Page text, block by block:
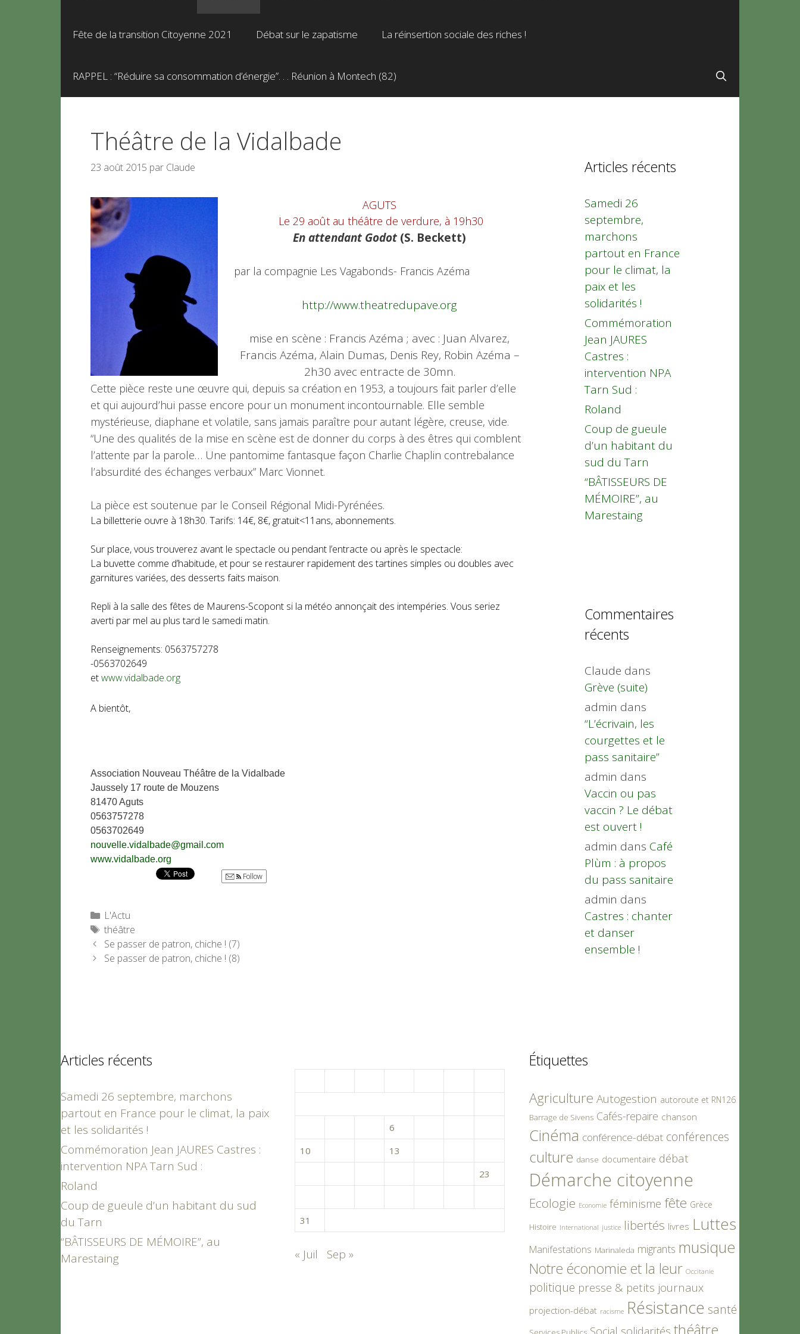
Fête de la transition Citoyenne 2021 Débat sur le zapatisme La réinsertion sociale des riches !
RAPPEL : “Réduire sa consommation d’énergie”. . . Réunion à Montech (82)
Théâtre de la Vidalbade
23 août 2015 par Claude
AGUTS
Le 29 août au théâtre de verdure, à 19h30
En attendant Godot (S. Beckett)
par la compagnie Les Vagabonds- Francis Azéma
http://www.theatredupave.org
mise en scène : Francis Azéma ; avec : Juan Alvarez,
Francis Azéma, Alain Dumas, Denis Rey, Robin Azéma –
2h30 avec entracte de 30mn.
Cette pièce reste une œuvre qui, depuis sa création en 1953, a toujours fait parler d’elle
et qui aujourd’hui passe encore pour un monument incontournable. Elle semble
mystérieuse, diaphane et volatile, sans jamais paraître pour autant légère, creuse, vide.
“Une des qualités de la mise en scène est de donner du corps à des êtres qui comblent
l’attente par la parole… Une pantomime fantasque façon Charlie Chaplin contrebalance
l’absurdité des échanges verbaux” Marc Vionnet.
La pièce est soutenue par le Conseil Régional Midi-Pyrénées.
La billetterie ouvre à 18h30. Tarifs: 14€, 8€, gratuit<11ans, abonnements.
Sur place, vous trouverez avant le spectacle ou pendant l’entracte ou après le spectacle:
La buvette comme d’habitude, et pour se restaurer rapidement des tartines simples ou doubles avec
garnitures variées, des desserts faits maison.
Repli à la salle des fêtes de Maurens-Scopont si la météo annonçait des intempéries. Vous seriez
averti par mel au plus tard le samedi matin.
Renseignements​: 0563757278
-0563702649
etwww.vidalbade.org
A bientôt,
Association Nouveau Théâtre de la Vidalbade
Jaussely 17 route de Mouzens
81470 Aguts
0563757278
0563702649
nouvelle.vidalbade@gmail.com
www.vidalbade.org
Follow
Catégories
L'Actu
Étiquettes
théâtre
Se passer de patron, chiche ! (7)
Se passer de patron, chiche ! (8)
Articles récents
Samedi 26
septembre,
marchons
partout en France
pour le climat, la
paix et les
solidarités !
Commémoration
Jean JAURES
Castres :
intervention NPA
Tarn Sud :
Roland
Coup de gueule
d’un habitant du
sud du Tarn
“BÂTISSEURS DE
MÉMOIRE”, au
Marestaing
Commentaires
récents
Claude dans
Grève (suite)
admin dans
“L’écrivain, les
courgettes et le
pass sanitaire”
admin dans
Vaccin ou pas
vaccin ? Le débat
est ouvert !
admin dans Café
Plùm : à propos
du pass sanitaire
admin dans
Castres : chanter
et danser
ensemble !
Articles récents
Samedi 26 septembre, marchons
partout en France pour le climat, la paix
et les solidarités !
Commémoration Jean JAURES Castres :
intervention NPA Tarn Sud :
Roland
Coup de gueule d’un habitant du sud
du Tarn
“BÂTISSEURS DE MÉMOIRE”, au
Marestaing
6
10
13
23
31
« Juil Sep »
Étiquettes
Agriculture Autogestion autoroute et RN126
Barrage de Sivens Cafés-repaire chanson
Cinéma conférence-débat conférences
culture danse documentaire débat
Démarche citoyenne
Ecologie Economie féminisme fête Grèce
Histoire International justice libertés livres Luttes
Manifestations Marinaleda migrants musique
Notre économie et la leur Occitanie
politique presse & petits journaux
projection-débat racisme Résistance santé
Social solidarités théâtre